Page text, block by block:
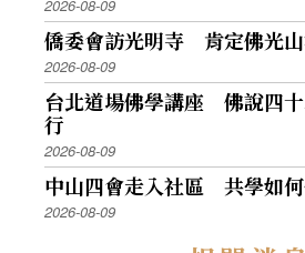
2026-08-09
僑委會訪光明寺 肯定佛光
2026-08-09
台北道場佛學講座 佛說四
行
2026-08-09
中山四會走入社區 共學如
2026-08-09